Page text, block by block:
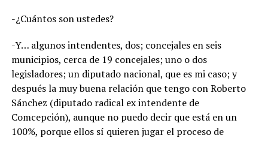
-¿Cuántos son ustedes?
-Y… algunos intendentes, dos; concejales en seis
municipios, cerca de 19 concejales; uno o dos
legisladores; un diputado nacional, que es mi caso; y
después la muy buena relación que tengo con Roberto
Sánchez (diputado radical ex intendente de
Comcepción), aunque no puedo decir que está en un
100%, porque ellos sí quieren jugar el proceso de